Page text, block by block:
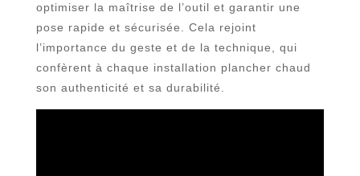
optimiser la maîtrise de l’outil et garantir une
pose rapide et sécurisée. Cela rejoint
l’importance du geste et de la technique, qui
confèrent à chaque installation plancher chaud
son authenticité et sa durabilité.